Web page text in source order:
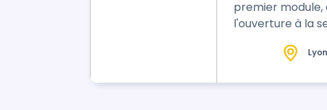
premier module,
l'ouverture à la